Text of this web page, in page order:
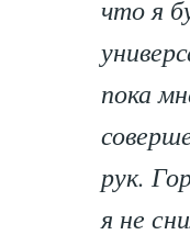
что я
пока
рук.
я не